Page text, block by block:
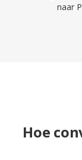
naar
Hoe